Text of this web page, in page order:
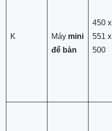
K Máy mini
để bàn
450 x
551 x
500